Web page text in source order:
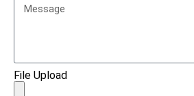
File Upload